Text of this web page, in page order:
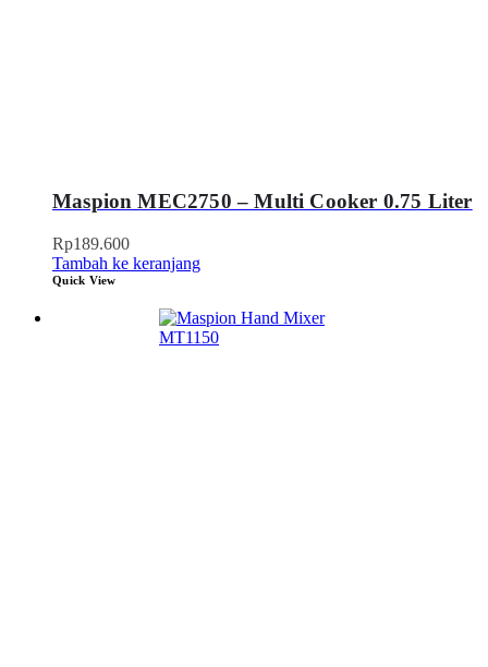
Maspion MEC2750 – Multi Cooker 0.75 Liter
Rp189.600
Tambah ke keranjang
Quick View